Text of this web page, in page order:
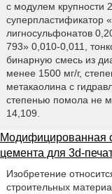
с модулем крупности
суперпластификатор
лигносульфонатов
793» 0,010-0,011,
бинарную смесь из
менее 1500 мг/г,
метакаолина с
степенью помола не
14,109.
Модифицированная
цемента для 3d-
Изобретение
строительных